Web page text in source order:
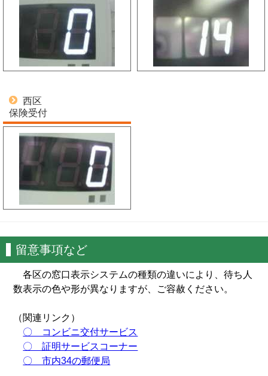
西区
保険受付
留意事項など
各区の窓口表示システムの種類の違いにより、待ち人
数表示の色や形が異なりますが、ご容赦ください。
（関連リンク）
〇 コンビニ交付サービス
〇 証明サービスコーナー
〇 市内34の郵便局